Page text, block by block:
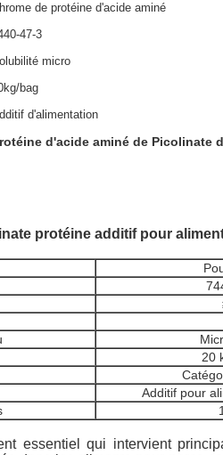
de protéine d'acide aminé
47-3
micro
bag
d'alimentation
d'acide aminé de Picolinate
protéine additif pour
20
Additif pour
essentiel qui intervient